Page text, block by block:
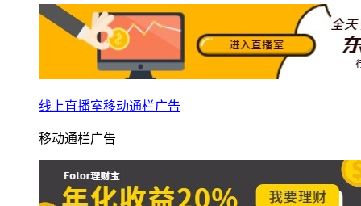
线上直播室移动通栏广告
移动通栏广告